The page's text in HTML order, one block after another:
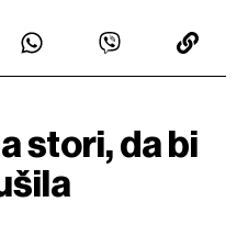
stori, da bi